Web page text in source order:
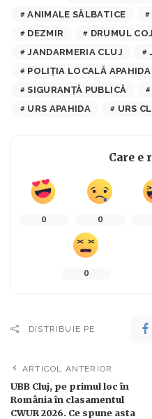
ANIMALE SĂLBATICE
DEZMIR
DRUMUL
JANDARMERIA CLUJ
POLIȚIA LOCALĂ APAHIDA
SIGURANȚĂ PUBLICĂ
URS APAHIDA
URS
Care e
0 0
0
DISTRIBUIE PE
ARTICOL ANTERIOR
UBB Cluj, pe primul loc în
România în clasamentul
CWUR 2026. Ce spune asta